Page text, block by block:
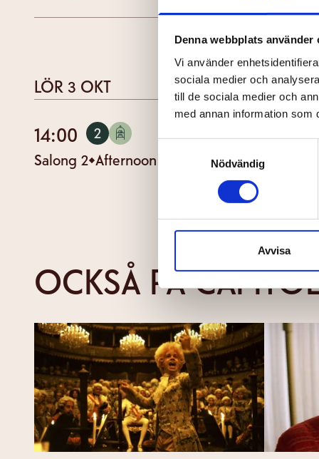
Denna webbplats använder
Vi använder
sociala medier och
till de sociala medier och
med annan information som
Nödvändig
Avvisa
LÖR 3 OKT
14:00 SALONG
2
Salong 2 Afternoon tea TAL| EN TEXT
OCKSÅ PÅ